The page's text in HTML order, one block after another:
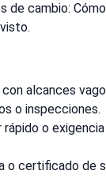
de cambio:
alcances
o inspecciones.
rápido o
o certificado de